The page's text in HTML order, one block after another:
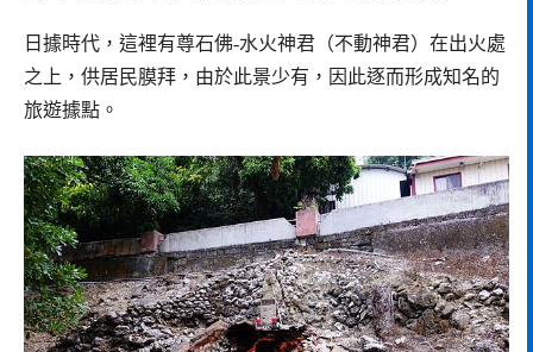
日據時代，這裡有尊石佛-水火神君（不動神君）在出火處
之上，供居民膜拜，由於此景少有，因此逐而形成知名的
旅遊據點。